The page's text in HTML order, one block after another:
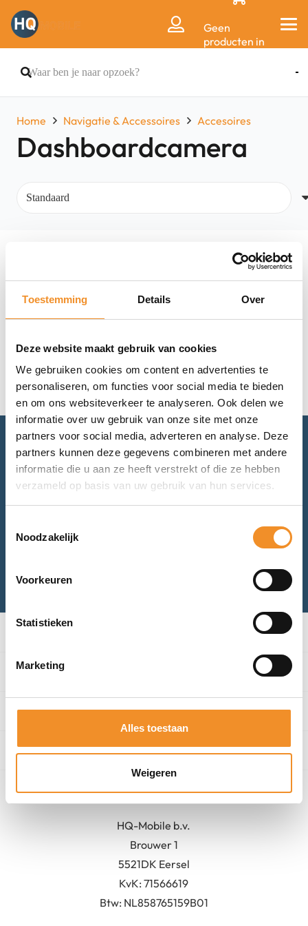
Toestemming Details Over
Deze website maakt gebruik van cookies
We gebruiken cookies om content en advertenties te
personaliseren, om functies voor social media te bieden
en om ons websiteverkeer te analyseren. Ook delen we
informatie over uw gebruik van onze site met onze
partners voor social media, adverteren en analyse. Deze
partners kunnen deze gegevens combineren met andere
informatie die u aan ze heeft verstrekt of die ze hebben
verzameld op basis van uw gebruik van hun services.
Noodzakelijk
Voorkeuren
Statistieken
Marketing
Alles toestaan
Weigeren
Geen
producten in
Home Navigatie & Accessoires Accesoires
Dashboardcamera
Advies nodig? Bel of mail ons.
Voor retourneren of garantie: mail ons.
Algemeen
Contact
HQ-Mobile b.v.
Brouwer 1
5521DK Eersel
KvK:71566619
Btw: NL858765159B01